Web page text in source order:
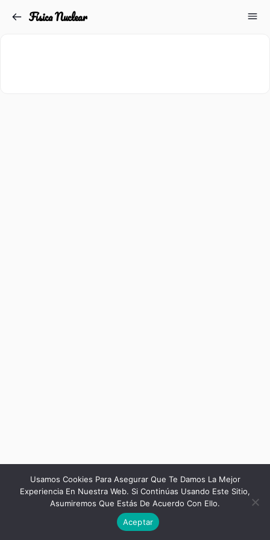
Física Nuclear
Usamos Cookies Para Asegurar Que Te Damos La Mejor
Experiencia En Nuestra Web. Si Continúas Usando Este Sitio,
Asumiremos Que Estás De Acuerdo Con Ello.
Aceptar